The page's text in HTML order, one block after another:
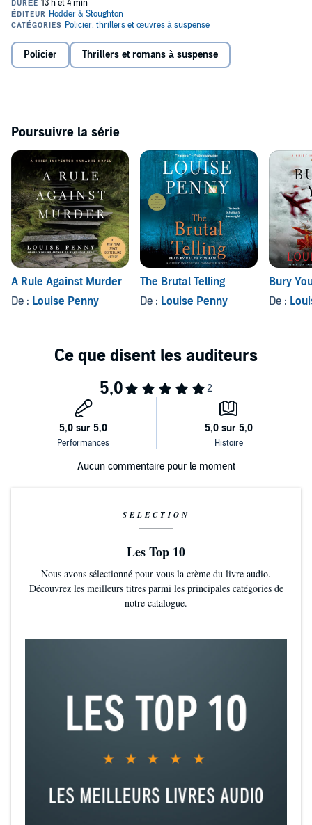
an unusual crime scene. A séance in an old abandoned house has
gone horrifically wrong and someone has been seemingly frightened
In idyllic Three Pines, terrible secrets lie buried, and even Gamache
One inimitable Chief Inspector Gamache.
Policier Thrillers et romans à suspense
Poursuivre la série
A Rule Against Murder
De : Louise Penny
The Brutal Telling
De : Louise Penny
Bury
De :
Aucun commentaire pour le moment
SÉLECTION
Les Top 10
Nous avons sélectionné pour vous la crème du livre audio.
Découvrez les meilleurs titres parmi les principales catégories de
notre catalogue.